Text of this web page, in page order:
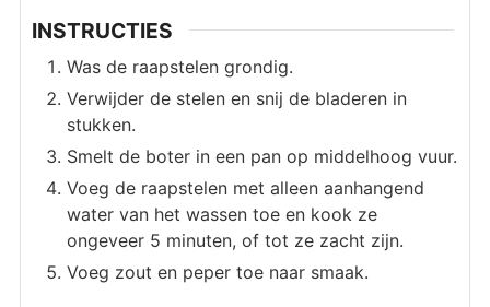
INSTRUCTIES
Was de raapstelen grondig.
Verwijder de stelen en snij de bladeren in
stukken.
Smelt de boter in een pan op middelhoog vuur.
Voeg de raapstelen met alleen aanhangend
water van het wassen toe en kook ze
ongeveer 5 minuten, of tot ze zacht zijn.
Voeg zout en peper toe naar smaak.